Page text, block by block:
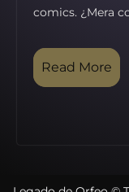
comics. ¿Mera
Read More